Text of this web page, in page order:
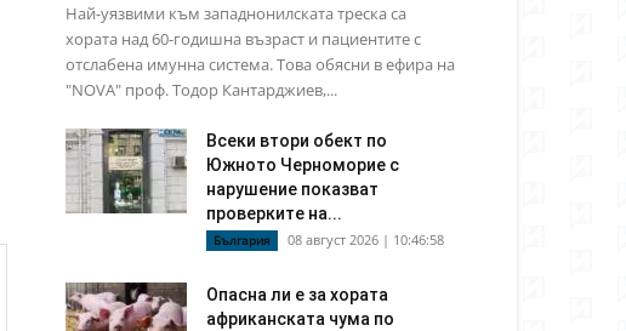
Най-уязвими към западнонилската треска са
хората над 60-годишна възраст и пациентите с
отслабена имунна система. Това обясни в ефира на
"NOVA" проф. Тодор Кантарджиев,...
Всеки втори обект по
Южното Черноморие с
нарушение показват
проверките на...
България 08 август 2026 | 10:46:58
Опасна ли е за хората
африканската чума по